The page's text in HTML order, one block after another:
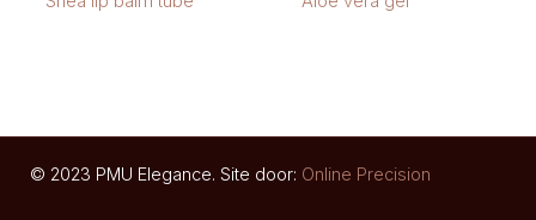
© 2023 PMU Elegance. Site door: Online Precision